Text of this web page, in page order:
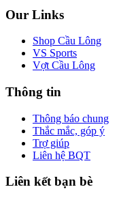
Our Links
Shop Cầu Lông
VS Sports
Vợt Cầu Lông
Thông tin
Thông báo chung
Thắc mắc, góp ý
Trợ giúp
Liên hệ BQT
Liên kết bạn bè